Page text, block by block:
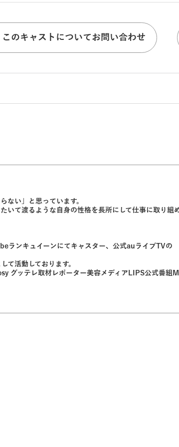
このキャストについてお問い合わせ
ない」と思っています。
いて渡るような自身の性格を長所にして仕事に取り組
ランキュイーンにてキャスター、公式auライブTVの
て活動しております。
グッテレ取材レポーター美容メディアLIPS公式番組